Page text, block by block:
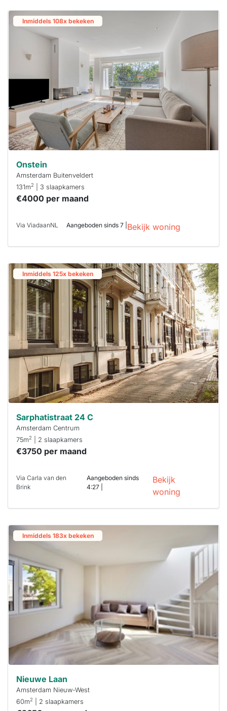
Inmiddels 108x bekeken
Onstein
Amsterdam Buitenveldert
131m2 | 3 slaapkamers
€4000 per maand
Via ViadaanNL Aangeboden sinds 7 | Bekijk woning
Inmiddels 125x bekeken
Sarphatistraat 24 C
Amsterdam Centrum
75m2 | 2 slaapkamers
€3750 per maand
Via Carla van den
Brink
Aangeboden sinds
4:27 |
Bekijk
woning
Inmiddels 183x bekeken
Nieuwe Laan
Amsterdam Nieuw-West
60m2 | 2 slaapkamers